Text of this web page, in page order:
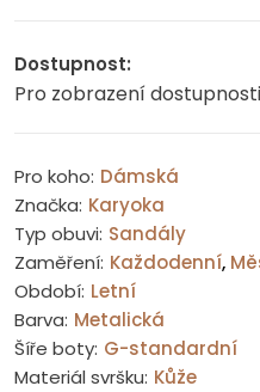
Dostupnost:
Pro zobrazení
Pro koho: Dámská
Značka: Karyoka
Typ obuvi: Sandály
Zaměření: Každodenní,
Období: Letní
Barva: Metalická
Šíře boty: G-standardní
Materiál svršku: Kůže